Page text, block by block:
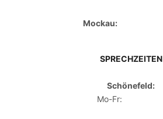
Mockau:
SPRECHZEITEN
Schönefeld:
Mo-Fr: